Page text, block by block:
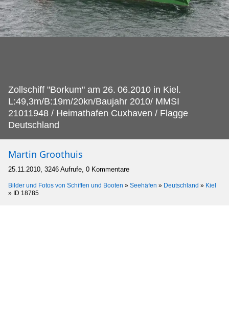
Zollschiff "Borkum" am 26. 06.2010 in Kiel.
L:49,3m/B:19m/20kn/Baujahr 2010/ MMSI
21011948 / Heimathafen Cuxhaven / Flagge
Deutschland
Martin Groothuis
25.11.2010, 3246 Aufrufe, 0 Kommentare
Bilder und Fotos von Schiffen und Booten » Seehäfen » Deutschland » Kiel
» ID 18785